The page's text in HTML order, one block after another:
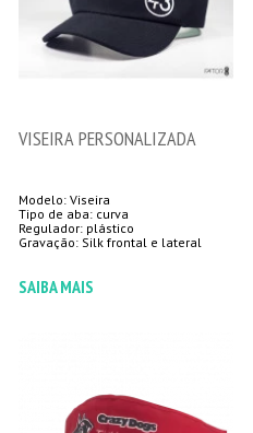
VISEIRA PERSONALIZADA
Modelo: Viseira
Tipo de aba: curva
Regulador: plástico
Gravação: Silk frontal e lateral
SAIBA MAIS